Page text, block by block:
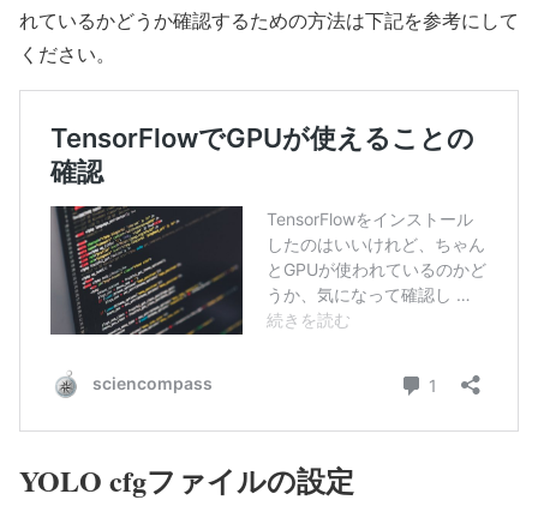
れているかどうか確認するための方法は下記を参考にして
ください。
YOLO cfgファイルの設定